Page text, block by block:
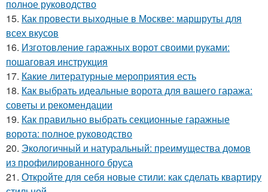
полное руководство
15. Как провести выходные в Москве: маршруты для
всех вкусов
16. Изготовление гаражных ворот своими руками:
пошаговая инструкция
17. Какие литературные мероприятия есть
18. Как выбрать идеальные ворота для вашего гаража:
советы и рекомендации
19. Как правильно выбрать секционные гаражные
ворота: полное руководство
20. Экологичный и натуральный: преимущества домов
из профилированного бруса
21. Откройте для себя новые стили: как сделать квартиру